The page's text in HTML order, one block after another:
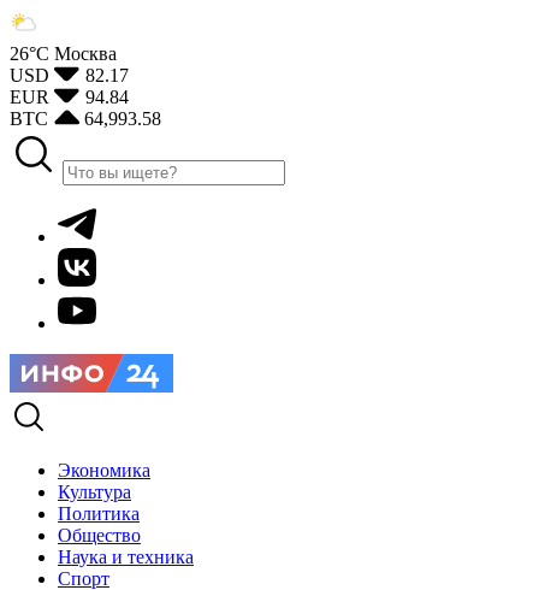
26°С Москва
USD
82.17
EUR
94.84
BTC
64,993.58
Экономика
Культура
Политика
Общество
Наука и техника
Спорт